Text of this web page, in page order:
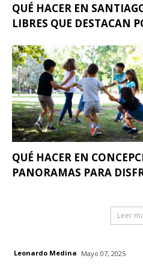
QUÉ HACER EN
LIBRES QUE DESTACAN
QUÉ HACER EN
PANORAMAS PARA
Leer
Leonardo Medina Mayo 07, 2025